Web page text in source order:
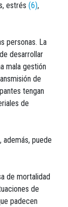
estrés (6),
personas. La
desarrollar
mala gestión
de
tengan
de
además, puede
de mortalidad
de
padecen